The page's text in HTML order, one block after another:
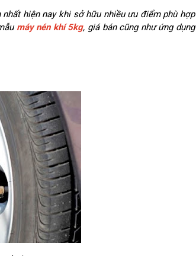
hiện nay khi sở hữu nhiều ưu điểm phù hợp
máy nén khí 5kg, giá bán cũng như ứng dụng